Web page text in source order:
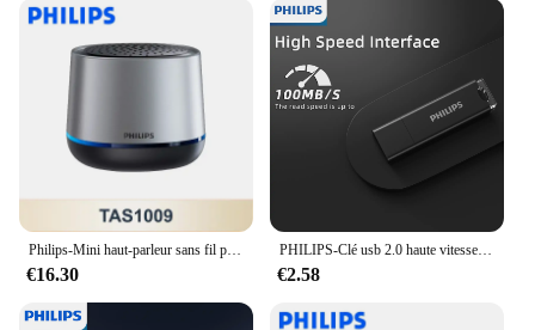
€16.30
PHILIPS-Clé usb 2.0 haute vitesse, support à mémoire de 8gb 16gb 32gb 64gb, lecteur flash, stockage externe
€2.58